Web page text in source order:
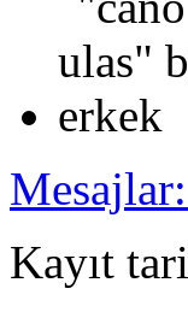
Kayıt